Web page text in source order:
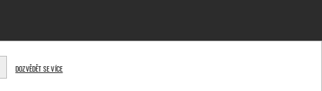
DOZVĚDĚT SE VÍCE